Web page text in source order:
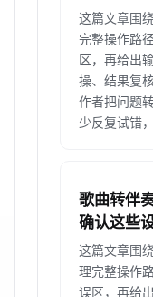
这篇文章围
完整操作路
区，再给出
操、结果复
作者把问题
少反复试错
歌曲转伴
确认这些
这篇文章围
理完整操作
误区，再给